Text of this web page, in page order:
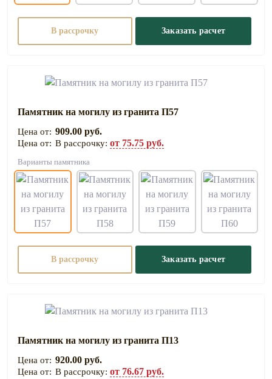
В рассрочку Заказать расчет
Памятник на могилу из гранита П57
909.00 руб.
В рассрочку: от 75.75 руб.
Варианты памятника
В рассрочку Заказать расчет
Памятник на могилу из гранита П13
920.00 руб.
В рассрочку: от 76.67 руб.